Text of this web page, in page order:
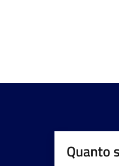
Quanto